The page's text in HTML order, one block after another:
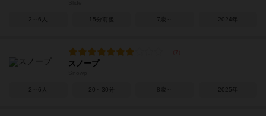
2～6人 15分前後 7歳～ 2024年
スノープ
2～6人 20～30分 8歳～ 2025年